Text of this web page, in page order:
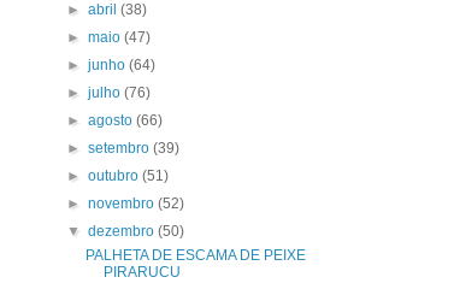
►abril(38)
►maio(47)
►junho(64)
►julho(76)
►agosto(66)
►setembro(39)
►outubro(51)
►novembro(52)
▼dezembro(50)
PALHETA DE ESCAMA DE PEIXE
PIRARUCU